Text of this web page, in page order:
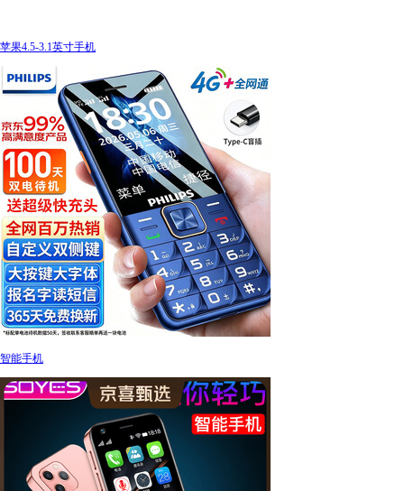
苹果4.5-3.1英寸手机
智能手机